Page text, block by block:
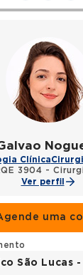
Clínica
3904 -
Ver perfil
uma
São Lucas